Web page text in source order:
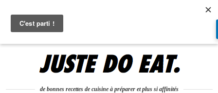
de bonnes recettes de cuisine à préparer et plus si affinités